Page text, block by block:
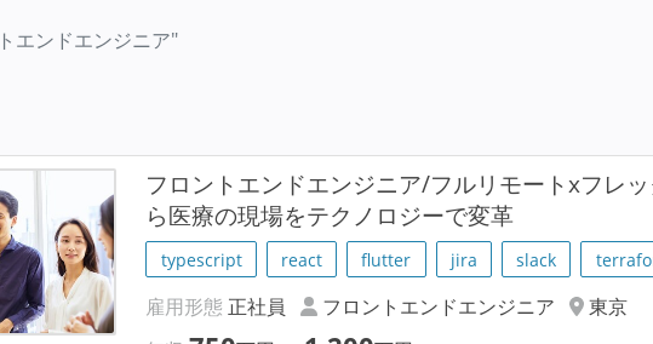
エンドエンジニア"
フロントエンドエンジニア/フルリモートxフレ
ら医療の現場をテクノロジーで変革
typescript react flutter jira slack
雇用形態 正社員 フロントエンドエンジニア
東京